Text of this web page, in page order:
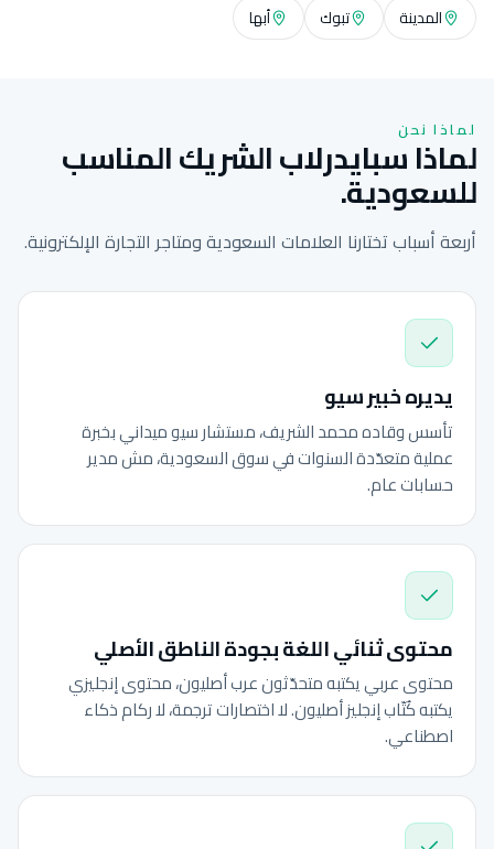
المدينة
تبوك أبها
لماذا نحن
لماذا سبايدرلاب الشريك المناسب
للسعودية.
أربعة أسباب تختارنا العلامات السعودية ومتاجر التجارة الإلكترونية.
يديره خبير سيو
تأسس وقاده محمد الشريف، مستشار سيو ميداني بخبرة
عملية متعدّدة السنوات في سوق السعودية، مش مدير
حسابات عام.
محتوى ثنائي اللغة بجودة الناطق الأصلي
محتوى عربي يكتبه متحدّثون عرب أصليون، محتوى إنجليزي
يكتبه كُتّاب إنجليز أصليون. لا اختصارات ترجمة، لا ركام ذكاء
اصطناعي.